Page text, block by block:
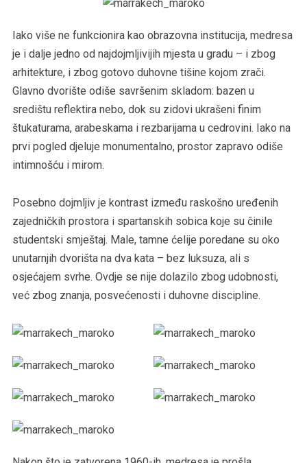
Iako više ne funkcionira kao obrazovna institucija, medresa
je i dalje jedno od najdojmljivijih mjesta u gradu – i zbog
arhitekture, i zbog gotovo duhovne tišine kojom zrači.
Glavno dvorište odiše savršenim skladom: bazen u
središtu reflektira nebo, dok su zidovi ukrašeni finim
štukaturama, arabeskama i rezbarijama u cedrovini. Iako na
prvi pogled djeluje monumentalno, prostor zapravo odiše
intimnošću i mirom.
Posebno dojmljiv je kontrast između raskošno uređenih
zajedničkih prostora i spartanskih sobica koje su činile
studentski smještaj. Male, tamne ćelije poredane su oko
unutarnjih dvorišta na dva kata – bez luksuza, ali s
osjećajem svrhe. Ovdje se nije dolazilo zbog udobnosti,
već zbog znanja, posvećenosti i duhovne discipline.